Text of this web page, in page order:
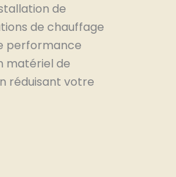
de
de chauffage
performance
matériel de
réduisant votre